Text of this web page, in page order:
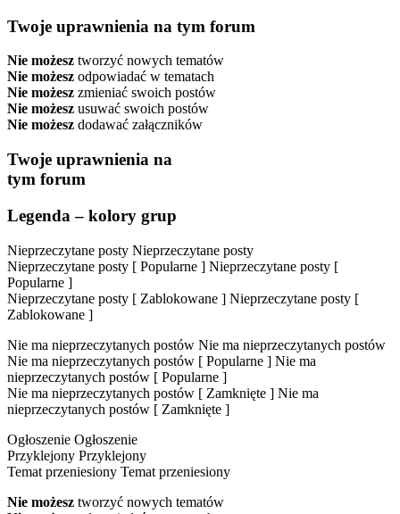
Twoje uprawnienia na tym forum
Nie możesz tworzyć nowych tematów
Nie możesz odpowiadać w tematach
Nie możesz zmieniać swoich postów
Nie możesz usuwać swoich postów
Nie możesz dodawać załączników
Twoje uprawnienia na
tym forum
Legenda – kolory grup
Nieprzeczytane posty Nieprzeczytane posty
Nieprzeczytane posty [ Popularne ] Nieprzeczytane posty [
Popularne ]
Nieprzeczytane posty [ Zablokowane ] Nieprzeczytane posty [
Zablokowane ]
Nie ma nieprzeczytanych postów Nie ma nieprzeczytanych postów
Nie ma nieprzeczytanych postów [ Popularne ] Nie ma
nieprzeczytanych postów [ Popularne ]
Nie ma nieprzeczytanych postów [ Zamknięte ] Nie ma
nieprzeczytanych postów [ Zamknięte ]
Ogłoszenie Ogłoszenie
Przyklejony Przyklejony
Temat przeniesiony Temat przeniesiony
Nie możesz tworzyć nowych tematów